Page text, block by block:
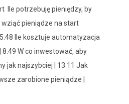
Ile potrzebuję pieniędzy, by
pieniądze na start
Ile kosztuje automatyzacja
W co inwestować, aby
jak najszybciej | 13:11 Jak
zarobione pieniądze |